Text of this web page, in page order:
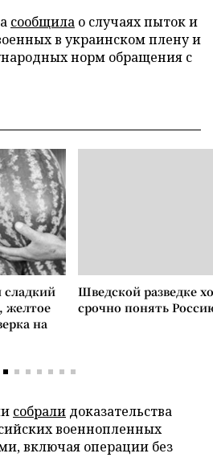
сообщила о случаях пыток и
в украинском плену и
норм обращения с
сладкий
желтое
на
Шведской разведке
срочно понять
собрали доказательства
военнопленных
включая операции без